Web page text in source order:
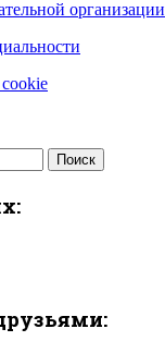
организации